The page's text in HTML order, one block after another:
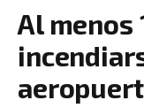
Al menos